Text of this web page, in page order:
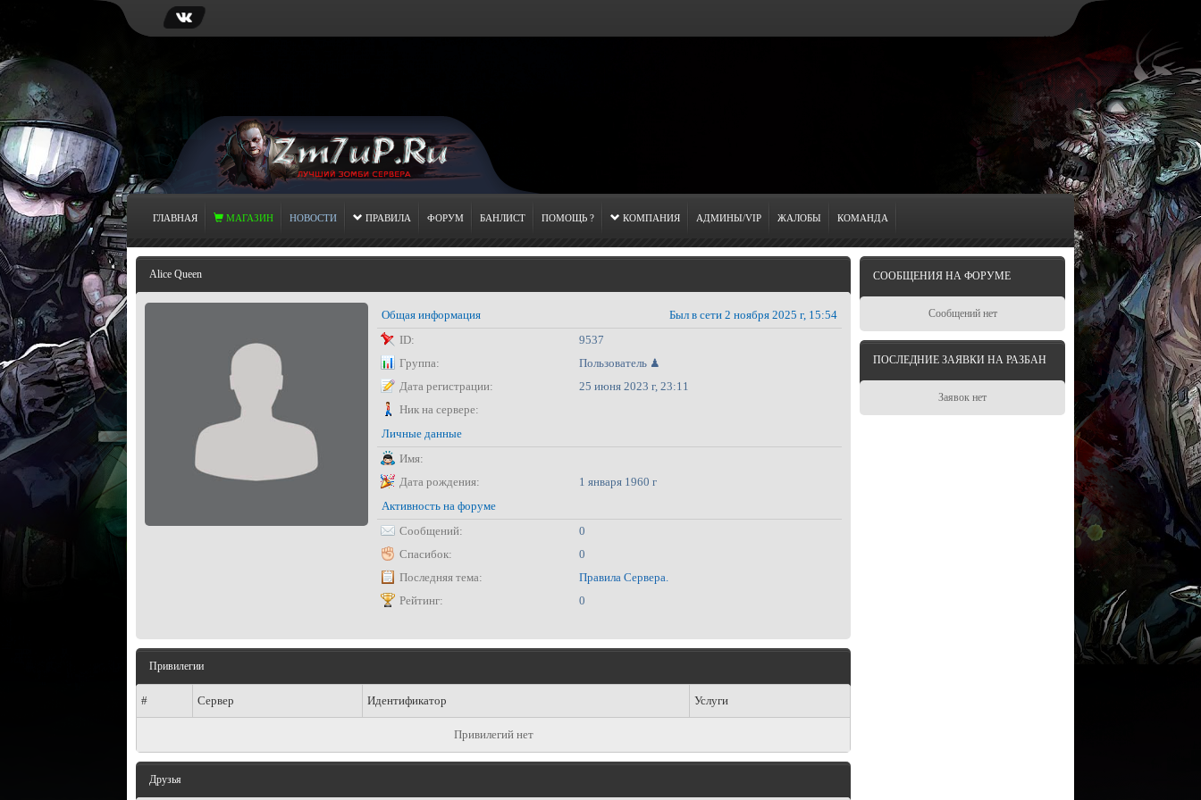
ГЛАВНАЯ МАГАЗИН НОВОСТИ ПРАВИЛА ФОРУМ БАНЛИСТ ПОМОЩЬ ? КОМПАНИЯ АДМИНЫ/VIP ЖАЛОБЫ КОМАНДА
Alice Queen
Общая информация
Был в сети 2 ноября 2025 г, 15:54
ID:
9537
Группа:
Пользователь ♟
Дата регистрации:
25 июня 2023 г, 23:11
Ник на сервере:
Личные данные
Имя:
Дата рождения:
1 января 1960 г
Активность на форуме
Сообщений:
0
Спасибок:
0
Последняя тема:
Правила Сервера.
Рейтинг:
0
Привилегии
# Сервер Идентификатор Услуги
Привилегий нет
Друзья
СООБЩЕНИЯ НА ФОРУМЕ
Сообщений нет
ПОСЛЕДНИЕ ЗАЯВКИ НА РАЗБАН
Заявок нет